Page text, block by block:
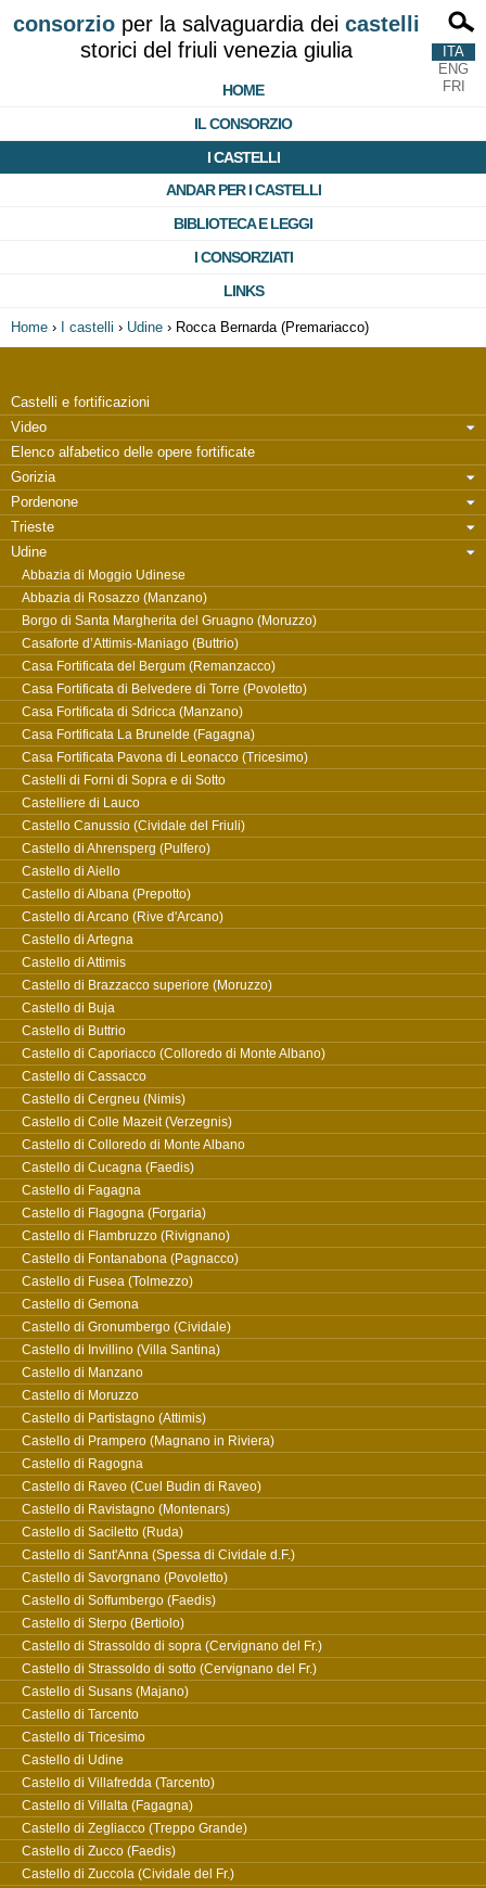
consorzioper la salvaguardia dei castelli
storici del friuli venezia giulia
HOME
IL CONSORZIO
I CASTELLI
ANDAR PER I CASTELLI
BIBLIOTECA E LEGGI
I CONSORZIATI
LINKS
ITA
ENG
FRI
Home › I castelli › Udine › Rocca Bernarda (Premariacco)
Castelli e fortificazioni
Video
Elenco alfabetico delle opere fortificate
Gorizia
Pordenone
Trieste
Udine
Abbazia di Moggio Udinese
Abbazia di Rosazzo (Manzano)
Borgo di Santa Margherita del Gruagno (Moruzzo)
Casaforte d’Attimis-Maniago (Buttrio)
Casa Fortificata del Bergum (Remanzacco)
Casa Fortificata di Belvedere di Torre (Povoletto)
Casa Fortificata di Sdricca (Manzano)
Casa Fortificata La Brunelde (Fagagna)
Casa Fortificata Pavona di Leonacco (Tricesimo)
Castelli di Forni di Sopra e di Sotto
Castelliere di Lauco
Castello Canussio (Cividale del Friuli)
Castello di Ahrensperg (Pulfero)
Castello di Aiello
Castello di Albana (Prepotto)
Castello di Arcano (Rive d'Arcano)
Castello di Artegna
Castello di Attimis
Castello di Brazzacco superiore (Moruzzo)
Castello di Buja
Castello di Buttrio
Castello di Caporiacco (Colloredo di Monte Albano)
Castello di Cassacco
Castello di Cergneu (Nimis)
Castello di Colle Mazeit (Verzegnis)
Castello di Colloredo di Monte Albano
Castello di Cucagna (Faedis)
Castello di Fagagna
Castello di Flagogna (Forgaria)
Castello di Flambruzzo (Rivignano)
Castello di Fontanabona (Pagnacco)
Castello di Fusea (Tolmezzo)
Castello di Gemona
Castello di Gronumbergo (Cividale)
Castello di Invillino (Villa Santina)
Castello di Manzano
Castello di Moruzzo
Castello di Partistagno (Attimis)
Castello di Prampero (Magnano in Riviera)
Castello di Ragogna
Castello di Raveo (Cuel Budin di Raveo)
Castello di Ravistagno (Montenars)
Castello di Saciletto (Ruda)
Castello di Sant'Anna (Spessa di Cividale d.F.)
Castello di Savorgnano (Povoletto)
Castello di Soffumbergo (Faedis)
Castello di Sterpo (Bertiolo)
Castello di Strassoldo di sopra (Cervignano del Fr.)
Castello di Strassoldo di sotto (Cervignano del Fr.)
Castello di Susans (Majano)
Castello di Tarcento
Castello di Tricesimo
Castello di Udine
Castello di Villafredda (Tarcento)
Castello di Villalta (Fagagna)
Castello di Zegliacco (Treppo Grande)
Castello di Zucco (Faedis)
Castello di Zuccola (Cividale del Fr.)